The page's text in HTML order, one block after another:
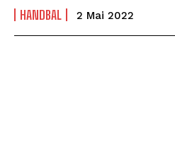
HANDBAL 2 Mai 2022